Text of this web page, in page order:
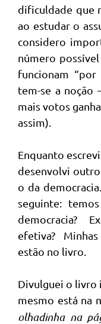
dificuldade que
ao estudar o
considero
número
funcionam
tem-se a noção
mais votos
assim).
Enquanto
desenvolvi
o da
seguinte:
democracia?
efetiva?
estão no livro.
Divulguei o livro
mesmo está na
olhadinha na